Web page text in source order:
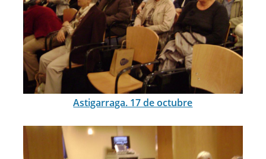
Astigarraga. 17 de octubre